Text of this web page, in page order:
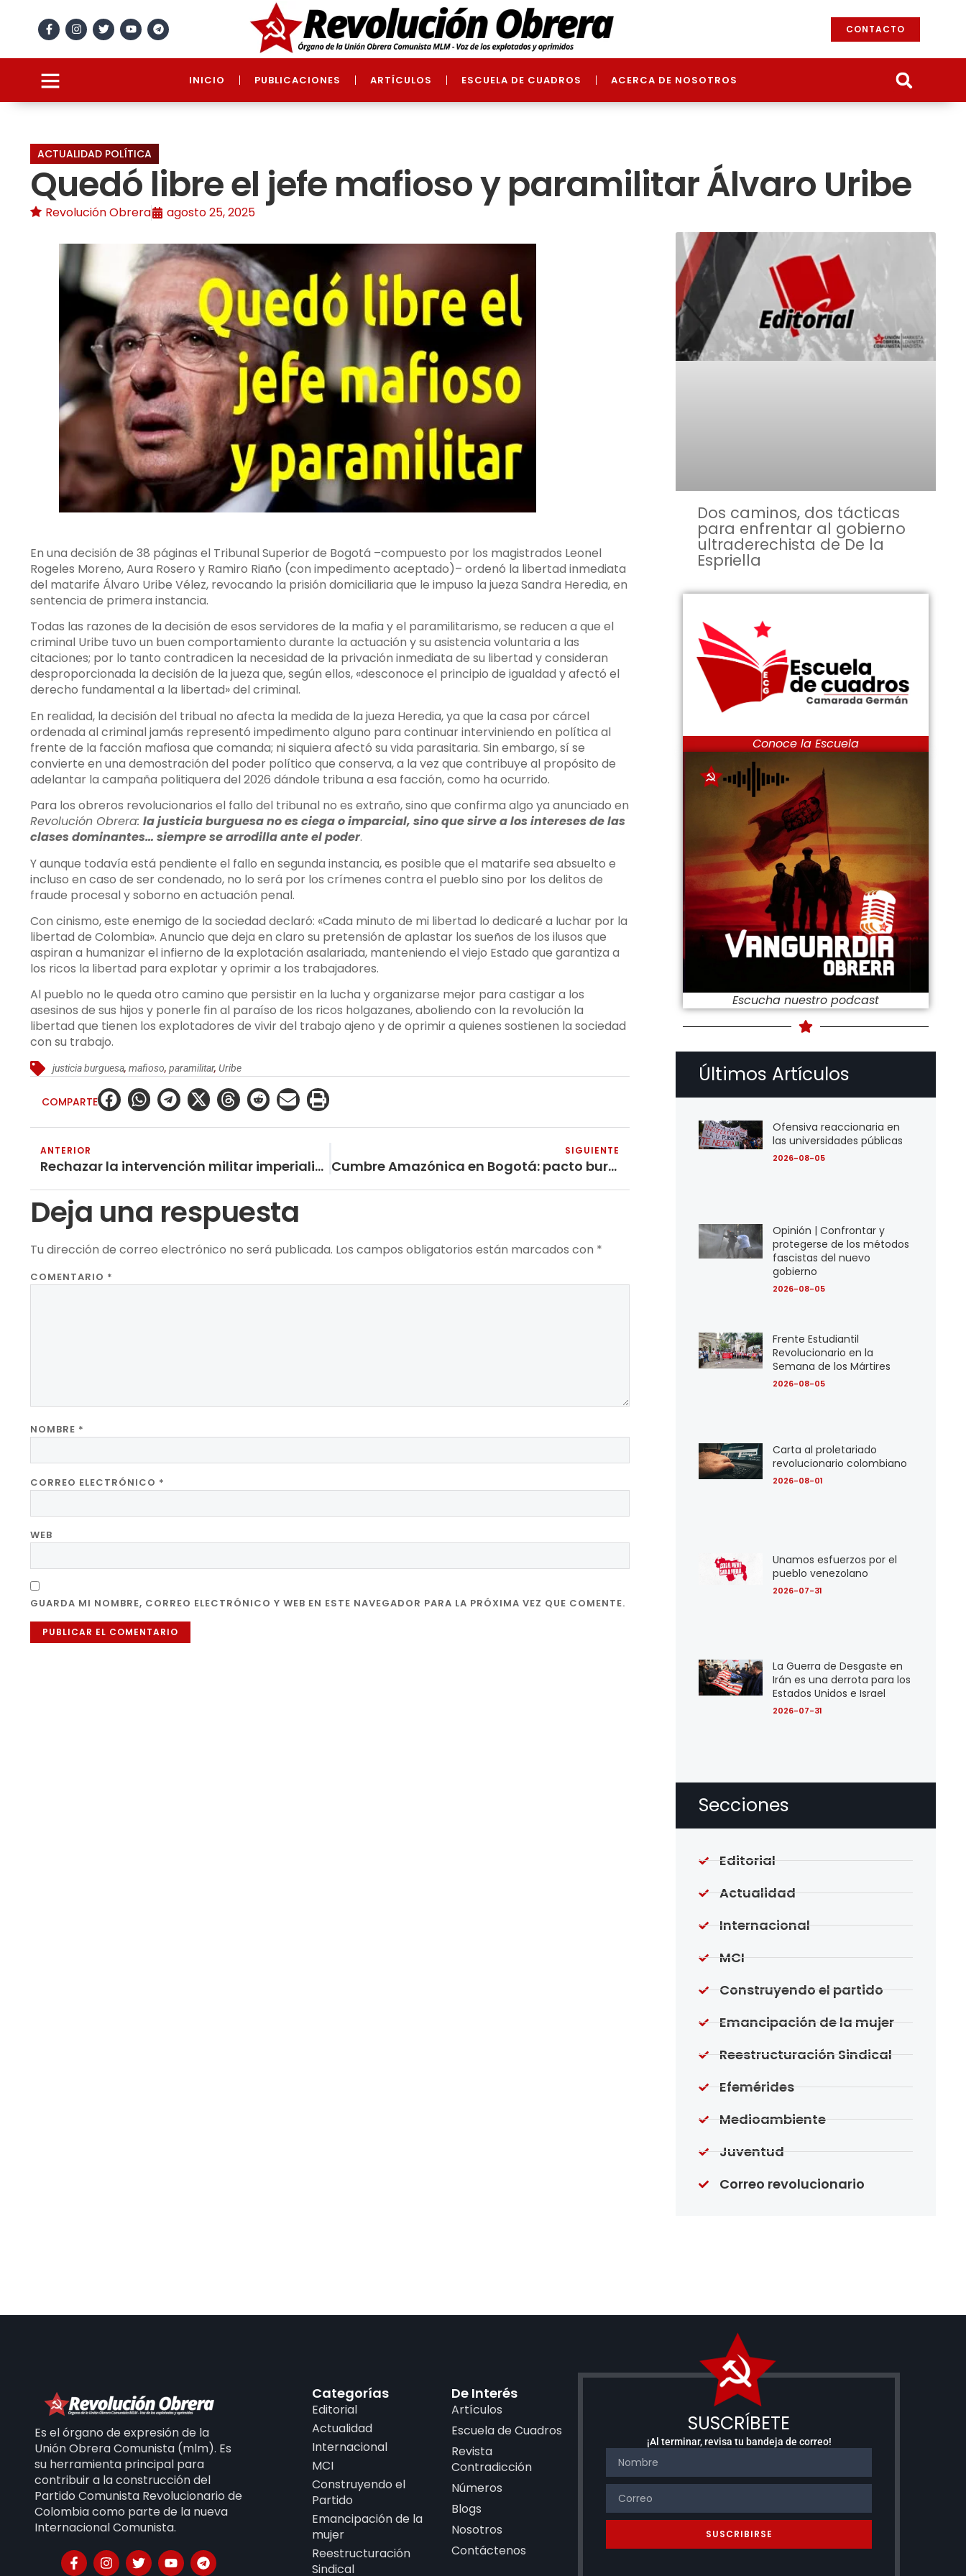
CONTACTO
INICIO PUBLICACIONES ARTÍCULOS ESCUELA DE CUADROS ACERCA DE NOSOTROS
ACTUALIDAD POLÍTICA
Quedó libre el jefe mafioso y paramilitar Álvaro Uribe
Revolución Obrera agosto 25, 2025
En una decisión de 38 páginas el Tribunal Superior de Bogotá –compuesto por los magistrados Leonel
Rogeles Moreno, Aura Rosero y Ramiro Riaño (con impedimento aceptado)– ordenó la libertad inmediata
del matarife Álvaro Uribe Vélez, revocando la prisión domiciliaria que le impuso la jueza Sandra Heredia, en
sentencia de primera instancia.
Todas las razones de la decisión de esos servidores de la mafia y el paramilitarismo, se reducen a que el
criminal Uribe tuvo un buen comportamiento durante la actuación y su asistencia voluntaria a las
citaciones; por lo tanto contradicen la necesidad de la privación inmediata de su libertad y consideran
desproporcionada la decisión de la jueza que, según ellos, «desconoce el principio de igualdad y afectó el
derecho fundamental a la libertad» del criminal.
En realidad, la decisión del tribual no afecta la medida de la jueza Heredia, ya que la casa por cárcel
ordenada al criminal jamás representó impedimento alguno para continuar interviniendo en política al
frente de la facción mafiosa que comanda; ni siquiera afectó su vida parasitaria. Sin embargo, sí se
convierte en una demostración del poder político que conserva, a la vez que contribuye al propósito de
adelantar la campaña politiquera del 2026 dándole tribuna a esa facción, como ha ocurrido.
Para los obreros revolucionarios el fallo del tribunal no es extraño, sino que confirma algo ya anunciado en
Revolución Obrera: la justicia burguesa no es ciega o imparcial, sino que sirve a los intereses de las
clases dominantes… siempre se arrodilla ante el poder.
Y aunque todavía está pendiente el fallo en segunda instancia, es posible que el matarife sea absuelto e
incluso en caso de ser condenado, no lo será por los crímenes contra el pueblo sino por los delitos de
fraude procesal y soborno en actuación penal.
Con cinismo, este enemigo de la sociedad declaró: «Cada minuto de mi libertad lo dedicaré a luchar por la
libertad de Colombia». Anuncio que deja en claro su pretensión de aplastar los sueños de los ilusos que
aspiran a humanizar el infierno de la explotación asalariada, manteniendo el viejo Estado que garantiza a
los ricos la libertad para explotar y oprimir a los trabajadores.
Al pueblo no le queda otro camino que persistir en la lucha y organizarse mejor para castigar a los
asesinos de sus hijos y ponerle fin al paraíso de los ricos holgazanes, aboliendo con la revolución la
libertad que tienen los explotadores de vivir del trabajo ajeno y de oprimir a quienes sostienen la sociedad
con su trabajo.
justicia burguesa,mafioso,paramilitar,Uribe
COMPARTE
ANTERIOR
Rechazar la intervención militar imperialista en Venezuela
SIGUIENTE
Cumbre Amazónica en Bogotá: pacto burgués, vacíos criminales y la necesidad de la lucha revolucionaria internacionalista
Deja una respuesta
Tu dirección de correo electrónico no será publicada. Los campos obligatorios están marcados con *
COMENTARIO *
NOMBRE *
CORREO ELECTRÓNICO *
WEB
GUARDA MI NOMBRE, CORREO ELECTRÓNICO Y WEB EN ESTE NAVEGADOR PARA LA PRÓXIMA VEZ QUE COMENTE.
Dos caminos, dos tácticas
para enfrentar al gobierno
ultraderechista de De la
Espriella
Conoce la Escuela
Escucha nuestro podcast
Últimos Artículos
Ofensiva reaccionaria en
las universidades públicas
2026-08-05
Opinión | Confrontar y
protegerse de los métodos
fascistas del nuevo
gobierno
2026-08-05
Frente Estudiantil
Revolucionario en la
Semana de los Mártires
2026-08-05
Carta al proletariado
revolucionario colombiano
2026-08-01
Unamos esfuerzos por el
pueblo venezolano
2026-07-31
La Guerra de Desgaste en
Irán es una derrota para los
Estados Unidos e Israel
2026-07-31
Secciones
Editorial
Actualidad
Internacional
MCI
Construyendo el partido
Emancipación de la mujer
Reestructuración Sindical
Efemérides
Medioambiente
Juventud
Correo revolucionario
Es el órgano de expresión de la
Unión Obrera Comunista (mlm). Es
su herramienta principal para
contribuir a la construcción del
Partido Comunista Revolucionario de
Colombia como parte de la nueva
Internacional Comunista.
Categorías
Editorial
Actualidad
Internacional
MCI
Construyendo el
Partido
Emancipación de la
mujer
Reestructuración
Sindical
De Interés
Artículos
Escuela de Cuadros
Revista
Contradicción
Números
Blogs
Nosotros
Contáctenos
SUSCRÍBETE
¡Al terminar, revisa tu bandeja de correo!
SUSCRIBIRSE